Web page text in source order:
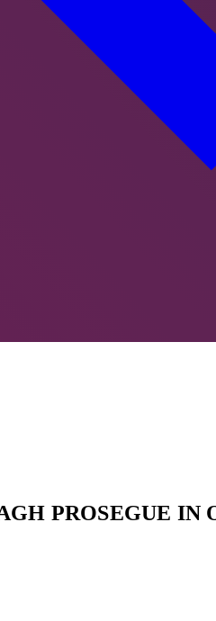
PROSEGUE IN